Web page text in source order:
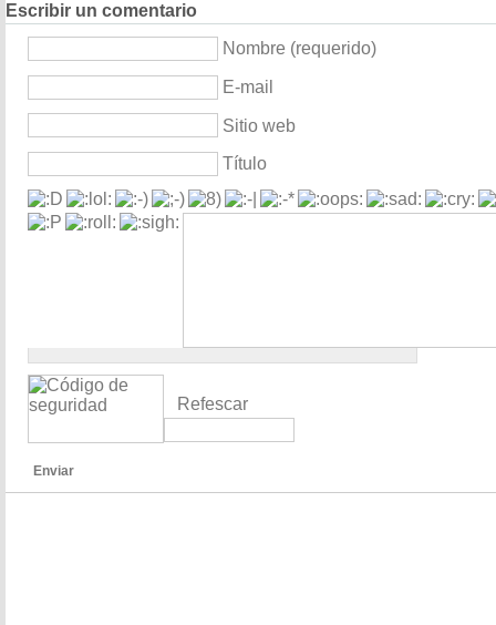
Escribir un comentario
Nombre (requerido)
E-mail
Sitio web
Título
Refescar
Enviar